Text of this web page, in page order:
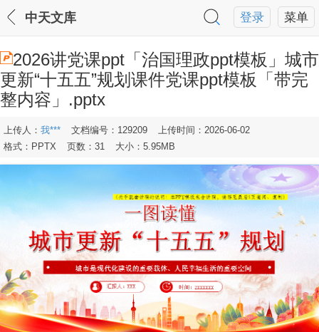
菜单
登录
中天文库
2026讲党课ppt「治国理政ppt模板」城市
更新“十五五”规划课件党课ppt模板「带完
整内容」.pptx
上传人： 我*** 文档编号：129209
上传时间：2026-06-02
格式：PPTX
页数：31 大小：5.95MB